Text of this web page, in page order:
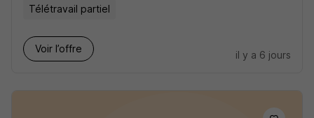
Télétravail partiel
Voir l’offre
il y a 6 jours